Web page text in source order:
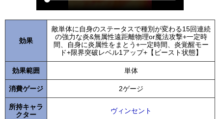
効果
敵単体に自身のステータスで種別が変わる15回連続
の強力な炎&無属性遠距離物理or魔法攻撃+一定時
間、自身に炎属性をまとう+一定時間、炎覚醒モー
ド+限界突破レベル1アップ+【ビースト状態】
効果範囲 単体
消費ゲージ 2ゲージ
所持キャラ
クター
ヴィンセント